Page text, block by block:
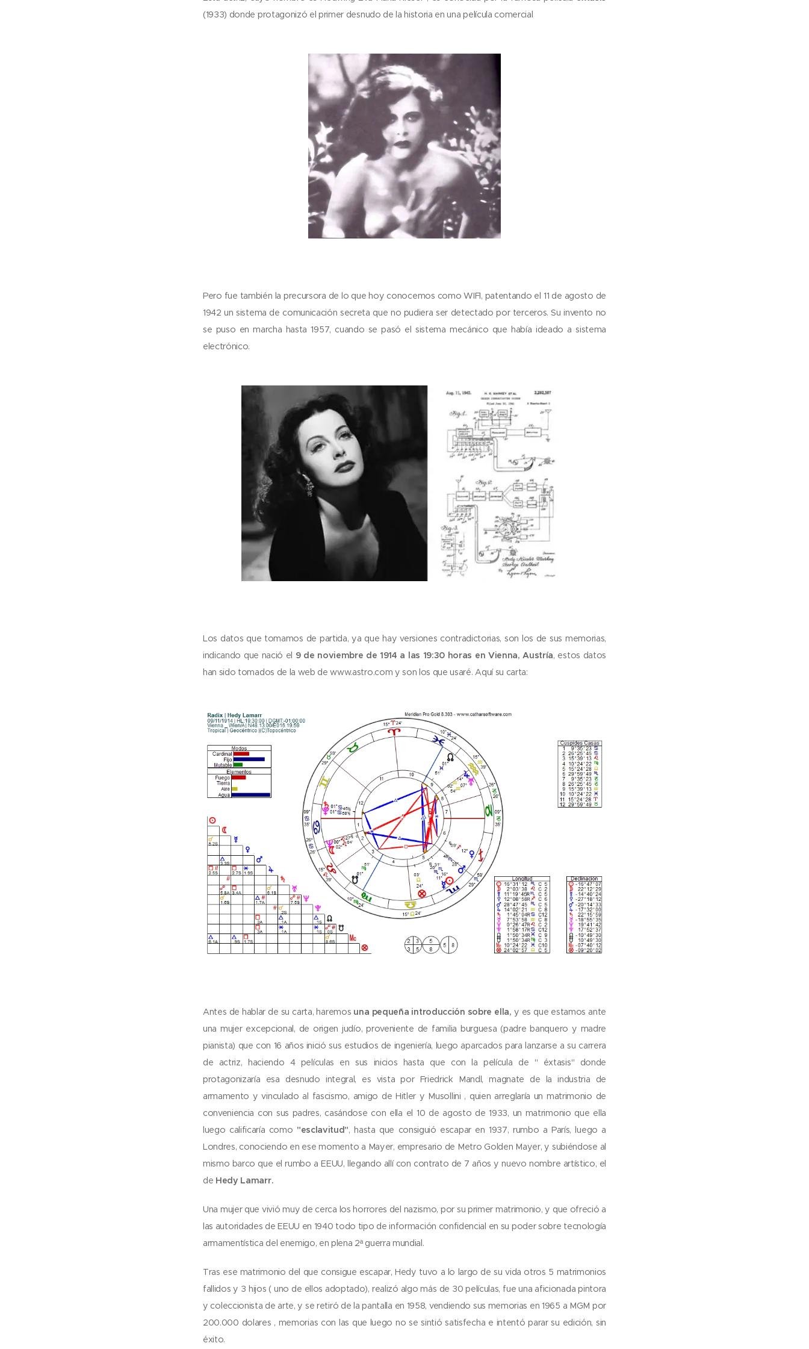
(1933) donde protagonizó el primer desnudo de la historia en una película comercial
Pero fue también la precursora de lo que hoy conocemos como WIFI, patentando el 11 de agosto de
1942 un sistema de comunicación secreta que no pudiera ser detectado por terceros. Su invento no
se puso en marcha hasta 1957, cuando se pasó el sistema mecánico que había ideado a sistema
electrónico.
Los datos que tomamos de partida, ya que hay versiones contradictorias, son los de sus memorias,
indicando que nació el 9 de noviembre de 1914 a las 19:30 horas en Vienna, Austría, estos datos
han sido tomados de la web de www.astro.com y son los que usaré. Aquí su carta:
Antes de hablar de su carta, haremos una pequeña introducción sobre ella, y es que estamos ante
una mujer excepcional, de origen judío, proveniente de familia burguesa (padre banquero y madre
pianista) que con 16 años inició sus estudios de ingeniería, luego aparcados para lanzarse a su carrera
de actriz, haciendo 4 películas en sus inicios hasta que con la película de " éxtasis" donde
protagonizaría esa desnudo integral, es vista por Friedrick Mandl, magnate de la industria de
armamento y vinculado al fascismo, amigo de Hitler y Musollini , quien arreglaría un matrimonio de
conveniencia con sus padres, casándose con ella el 10 de agosto de 1933, un matrimonio que ella
luego calificaría como "esclavitud", hasta que consiguió escapar en 1937, rumbo a París, luego a
Londres, conociendo en ese momento a Mayer, empresario de Metro Golden Mayer, y subiéndose al
mismo barco que el rumbo a EEUU, llegando allí con contrato de 7 años y nuevo nombre artístico, el
de Hedy Lamarr.
Una mujer que vivió muy de cerca los horrores del nazismo, por su primer matrimonio, y que ofreció a
las autoridades de EEUU en 1940 todo tipo de información confidencial en su poder sobre tecnología
armamentística del enemigo, en plena 2ª guerra mundial.
Tras ese matrimonio del que consigue escapar, Hedy tuvo a lo largo de su vida otros 5 matrimonios
fallidos y 3 hijos ( uno de ellos adoptado), realizó algo más de 30 películas, fue una aficionada pintora
y coleccionista de arte, y se retiró de la pantalla en 1958, vendiendo sus memorias en 1965 a MGM por
200.000 dolares , memorias con las que luego no se sintió satisfecha e intentó parar su edición, sin
éxito.